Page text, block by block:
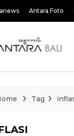
Antara Foto
Tag